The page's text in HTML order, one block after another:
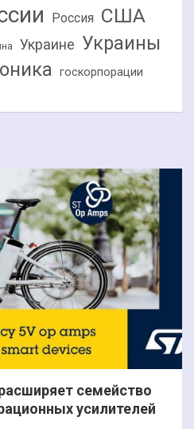
Россия США
Украине Украины
госкорпорации
семейство
усилителей